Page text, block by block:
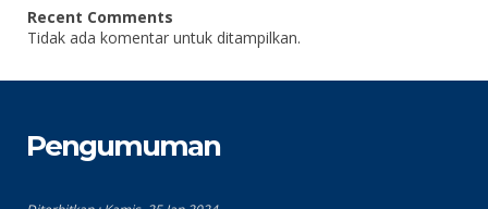
Recent Comments
Tidak ada komentar untuk ditampilkan.
Pengumuman